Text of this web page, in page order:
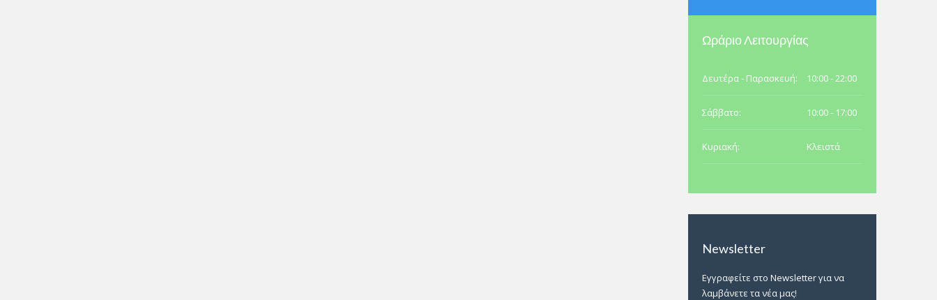
Ωράριο Λειτουργίας
Δευτέρα - Παρασκευή: 10:00 - 22:00
Σάββατο: 10:00 - 17:00
Κυριακή: Κλειστά
Newsletter
Εγγραφείτε στo Newsletter για να
λαμβάνετε τα νέα μας!